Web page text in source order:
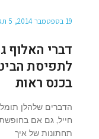
19 בספטמבר 2014 5 תגובות
דברי האלוף
לתפיסת
בכנס ראות
הדברים שלהלן
חייל, גם אם
תחתונות של איך